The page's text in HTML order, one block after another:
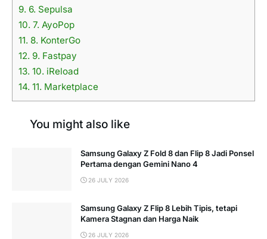
9. 6. Sepulsa
10. 7. AyoPop
11. 8. KonterGo
12. 9. Fastpay
13. 10. iReload
14. 11. Marketplace
You might also like
Samsung Galaxy Z Fold 8 dan Flip 8 Jadi Ponsel
Pertama dengan Gemini Nano 4
26 JULY 2026
Samsung Galaxy Z Flip 8 Lebih Tipis, tetapi
Kamera Stagnan dan Harga Naik
26 JULY 2026